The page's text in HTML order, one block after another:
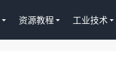
资源教程 工业技术